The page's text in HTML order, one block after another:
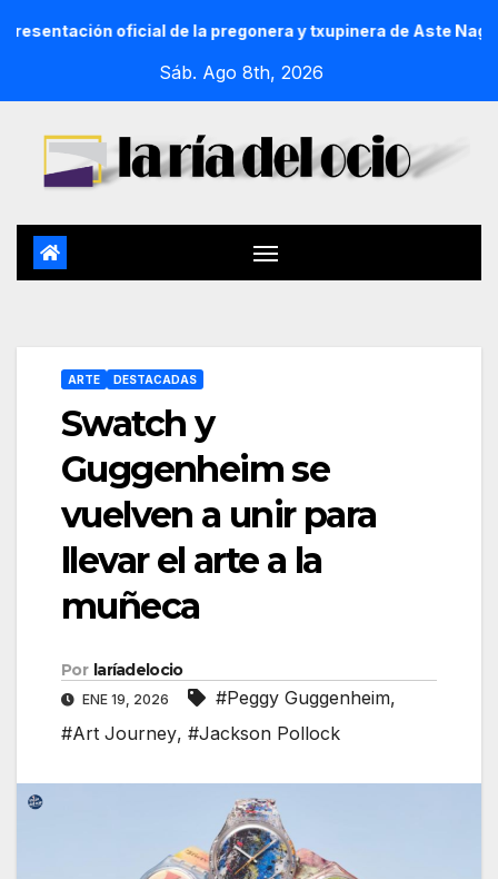
oficial de la pregonera y txupinera de Aste Nagusia 2026
Sáb. Ago 8th, 2026
ARTE DESTACADAS
Swatch y
Guggenheim se
vuelven a unir para
llevar el arte a la
muñeca
Por laríadelocio
ENE 19, 2026 #Peggy Guggenheim,
#Art Journey, #Jackson Pollock